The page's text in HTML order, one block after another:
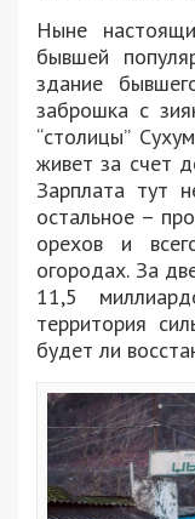
Ныне
бывшей
здание
заброшка с
“столицы”
живет за счет
Зарплата тут
остальное –
орехов и
огородах. За
11,5
территория
будет ли